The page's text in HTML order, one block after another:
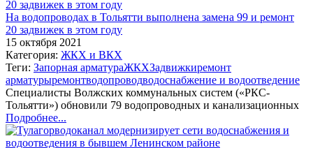
На водопроводах в Тольятти выполнена замена 99 и ремонт
20 задвижек в этом году
15 октября 2021
Категория: ЖКХ и ВКХ
Теги: Запорная арматураЖКХЗадвижкиремонт
арматурыремонтводопроводводоснабжение и водоотведение
Специалисты Волжских коммунальных систем («РКС-
Тольятти») обновили 79 водопроводных и канализационных
Подробнее...